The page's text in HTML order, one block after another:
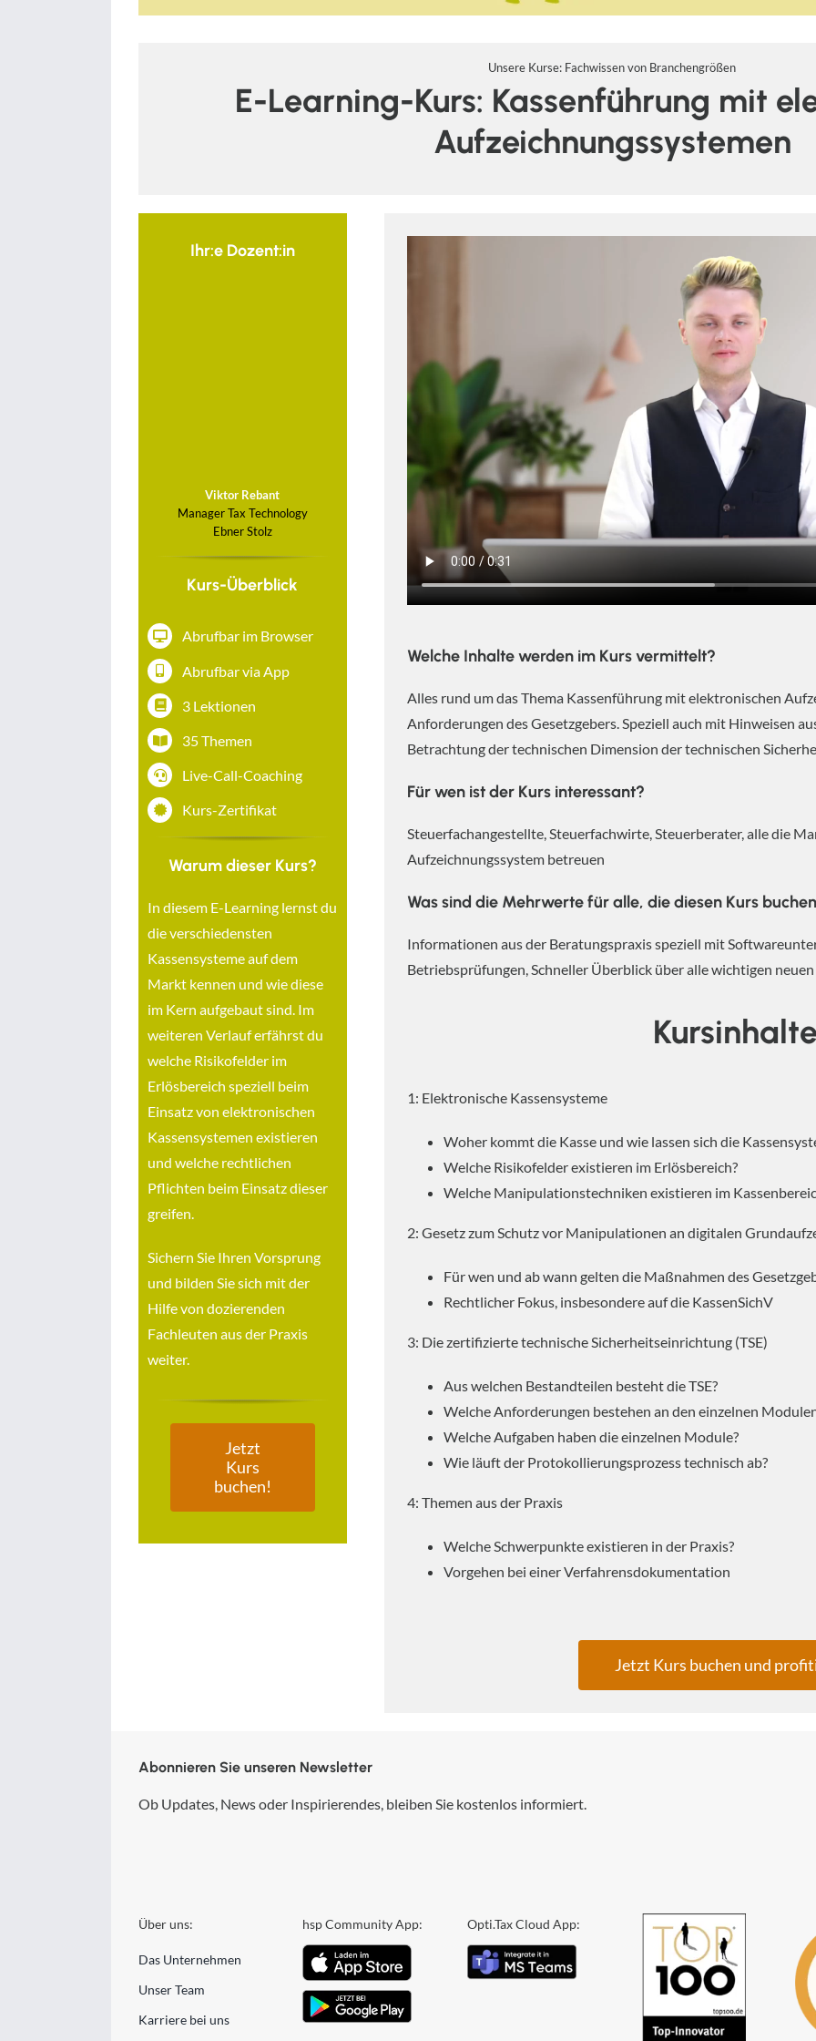
Unsere Kurse: Fachwissen von Branchengrößen
E-Learning-Kurs: Kassenführung mit
Aufzeichnungssystemen
Ihr:e Dozent:in
Viktor Rebant
Manager Tax Technology
Ebner Stolz
Kurs-Überblick
Abrufbar im Browser
Abrufbar via App
3 Lektionen
35 Themen
Live-Call-Coaching
Kurs-Zertifikat
Warum dieser Kurs?
In diesem E-Learning lernst du
die verschiedensten
Kassensysteme auf dem
Markt kennen und wie diese
im Kern aufgebaut sind. Im
weiteren Verlauf erfährst du
welche Risikofelder im
Erlösbereich speziell beim
Einsatz von elektronischen
Kassensystemen existieren
und welche rechtlichen
Pflichten beim Einsatz dieser
greifen.
Sichern Sie Ihren Vorsprung
und bilden Sie sich mit der
Hilfe von dozierenden
Fachleuten aus der Praxis
weiter.
Jetzt
Kurs
buchen!
Welche Inhalte werden im Kurs vermittelt?
Alles rund um das Thema Kassenführung mit elektronischen
Anforderungen des Gesetzgebers. Speziell auch mit Hinweisen
Betrachtung der technischen Dimension der technischen
Für wen ist der Kurs interessant?
Steuerfachangestellte, Steuerfachwirte, Steuerberater, alle die
Aufzeichnungssystem betreuen
Was sind die Mehrwerte für alle, die diesen Kurs
Informationen aus der Beratungspraxis speziell mit
Betriebsprüfungen, Schneller Überblick über alle wichtigen
Kursinhalte
1: Elektronische Kassensysteme
Woher kommt die Kasse und wie lassen sich die
Welche Risikofelder existieren im Erlösbereich?
Welche Manipulationstechniken existieren im
2: Gesetz zum Schutz vor Manipulationen an digitalen
Für wen und ab wann gelten die Maßnahmen des
Rechtlicher Fokus, insbesondere auf die KassenSichV
3: Die zertifizierte technische Sicherheitseinrichtung (TSE)
Aus welchen Bestandteilen besteht die TSE?
Welche Anforderungen bestehen an den einzelnen
Welche Aufgaben haben die einzelnen Module?
Wie läuft der Protokollierungsprozess technisch ab?
4: Themen aus der Praxis
Welche Schwerpunkte existieren in der Praxis?
Vorgehen bei einer Verfahrensdokumentation
Jetzt Kurs buchen und
Abonnieren Sie unseren Newsletter
Ob Updates, News oder Inspirierendes, bleiben Sie kostenlos informiert.
Über uns:
Das Unternehmen
Unser Team
Karriere bei uns
hsp Community App: Opti.Tax Cloud App: